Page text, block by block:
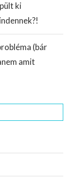
ki
(bár
amit